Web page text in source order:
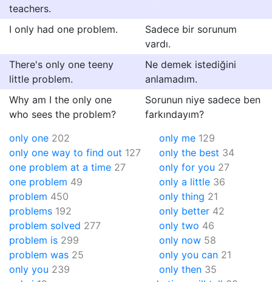
teachers.
I only had one problem.
Sadece bir sorunum
vardı.
There's only one teeny
little problem.
Ne demek istediğini
anlamadım.
Why am I the only one
who sees the problem?
Sorunun niye sadece ben
farkındayım?
only one 202
only one way to find out 127
one problem at a time 27
one problem 49
problem 450
problems 192
problem solved 277
problem is 299
problem was 25
only you 239
only me 129
only the best 34
only for you 27
only a little 36
only thing 21
only better 42
only two 46
only now 58
only you can 21
only then 35